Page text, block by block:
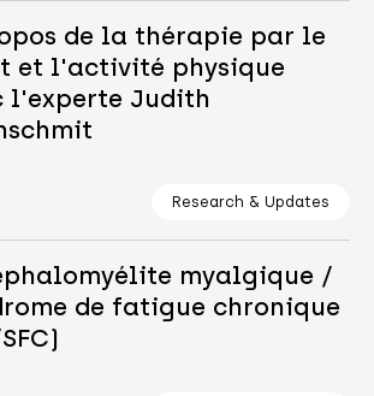
de la thérapie par le
et l'activité physique
l'experte Judith
Research & Updates
myalgique /
de fatigue chronique